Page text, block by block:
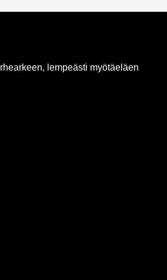
lempeästi myötäeläen